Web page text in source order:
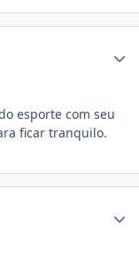
esporte com seu
ficar tranquilo.